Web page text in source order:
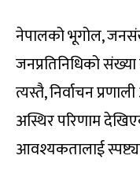
नेपालको भूगोल,
जनप्रतिनिधिको
त्यस्तै, निर्वाचन
अस्थिर परिणाम
आवश्यकतालाई